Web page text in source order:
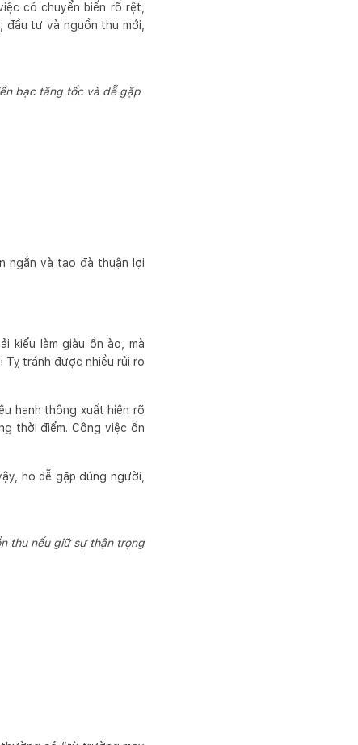
có chuyển biến rõ rệt,
tư và nguồn thu mới,
bạc tăng tốc và dễ gặp
ngắn và tạo đà thuận lợi
kiểu làm giàu ồn ào, mà
Tỵ tránh được nhiều rủi ro
hanh thông xuất hiện rõ
thời điểm. Công việc ổn
họ dễ gặp đúng người,
thu nếu giữ sự thận trọng